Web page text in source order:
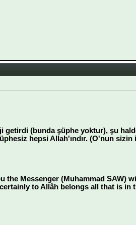
getirdi (bunda şüphe yoktur), şu
hepsi Allah'ındır. (O'nun
the Messenger (Muhammad SAW)
to Allâh belongs all that is in